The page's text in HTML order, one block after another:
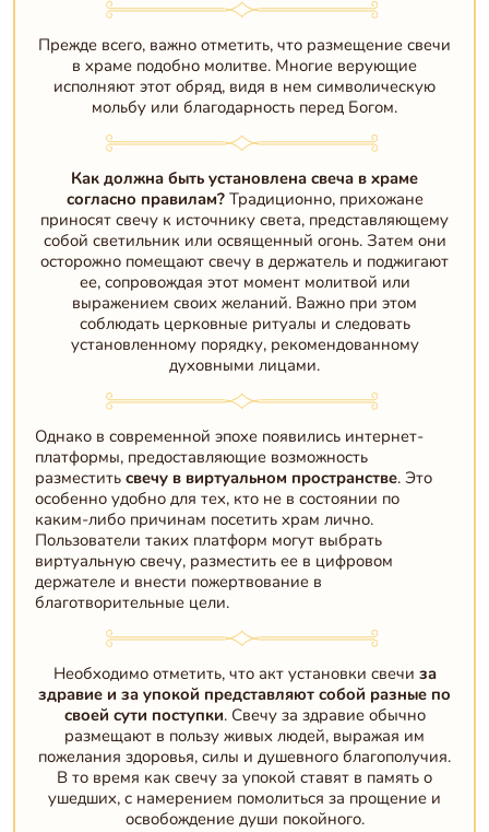
Прежде всего, важно отметить, что размещение свечи
в храме подобно молитве. Многие верующие
исполняют этот обряд, видя в нем символическую
мольбу или благодарность перед Богом.
Как должна быть установлена свеча в храме
согласно правилам?Традиционно, прихожане
приносят свечу к источнику света, представляющему
собой светильник или освященный огонь. Затем они
осторожно помещают свечу в держатель и поджигают
ее, сопровождая этот момент молитвой или
выражением своих желаний. Важно при этом
соблюдать церковные ритуалы и следовать
установленному порядку, рекомендованному
духовными лицами.
Однако в современной эпохе появились интернет-
платформы, предоставляющие возможность
разместить свечу в виртуальном пространстве. Это
особенно удобно для тех, кто не в состоянии по
каким-либо причинам посетить храм лично.
Пользователи таких платформ могут выбрать
виртуальную свечу, разместить ее в цифровом
держателе и внести пожертвование в
благотворительные цели.
Необходимо отметить, что акт установки свечи за
здравие и за упокой представляют собой разные по
своей сути поступки. Свечу за здравие обычно
размещают в пользу живых людей, выражая им
пожелания здоровья, силы и душевного благополучия.
В то время как свечу за упокой ставят в память о
ушедших, с намерением помолиться за прощение и
освобождение души покойного.